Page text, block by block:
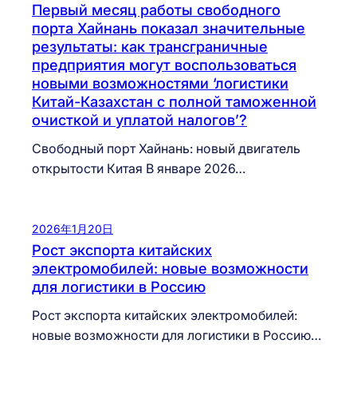
Первый месяц работы свободного
порта Хайнань показал значительные
результаты: как трансграничные
предприятия могут воспользоваться
новыми возможностями ‘логистики
Китай-Казахстан с полной таможенной
очисткой и уплатой налогов’?
Свободный порт Хайнань: новый двигатель
открытости Китая В январе 2026…
2026年1月20日
Рост экспорта китайских
электромобилей: новые возможности
для логистики в Россию
Рост экспорта китайских электромобилей:
новые возможности для логистики в Россию…